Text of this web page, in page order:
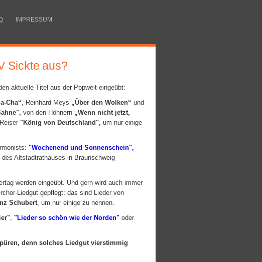
IMPRESSUM
Sickte aus?
aktuelle Titel aus der Popwelt eingeübt:
Cha“, Reinhard Meys „Über den Wolken“ und
, von den Höhnern „Wenn nicht jetzt,
"König von Deutschland", um nur einige
"Wochenend und Sonnenschein",
Altstadtrathauses in Braunschweig
werden eingeübt. Und gern wird auch immer
Liedgut gepflegt; das sind Lieder von
Schubert, um nur einige zu nennen.
, "Lieder so schön wie der Norden" oder
denn solches Liedgut vierstimmig